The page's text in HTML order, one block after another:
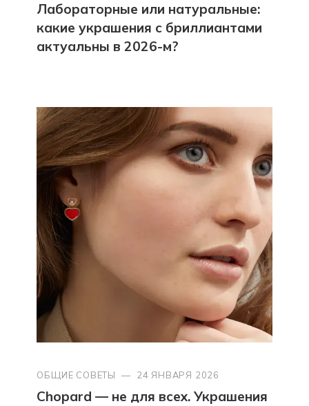
Лабораторные или натуральные:
какие украшения с бриллиантами
актуальны в 2026-м?
ОБЩИЕ СОВЕТЫ — 24 ЯНВАРЯ 2026
Chopard — не для всех. Украшения